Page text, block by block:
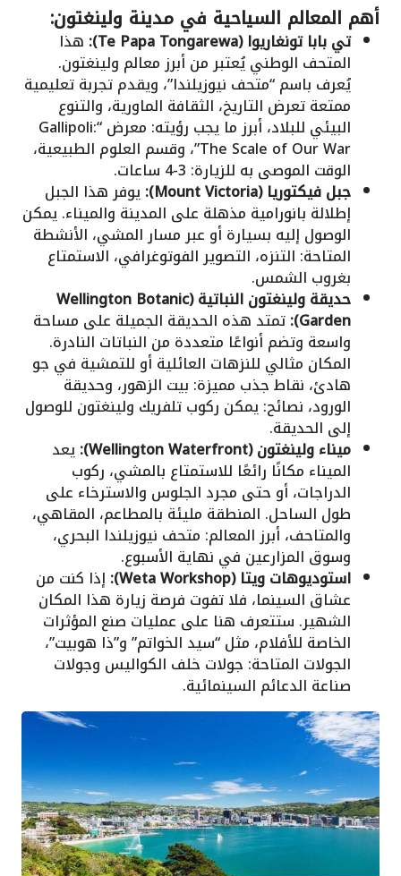
أهم المعالم السياحية في مدينة ولينغتون:
تي بابا تونغاريوا (Te Papa Tongarewa): هذا
المتحف الوطني يُعتبر من أبرز معالم ولينغتون.
يُعرف باسم “متحف نيوزيلندا”، ويقدم تجربة تعليمية
ممتعة تعرض التاريخ، الثقافة الماورية، والتنوع
البيئي للبلاد، أبرز ما يجب رؤيته: معرض “Gallipoli:
The Scale of Our War”، وقسم العلوم الطبيعية،
الوقت الموصى به للزيارة: 3-4 ساعات.
جبل فيكتوريا (Mount Victoria): يوفر هذا الجبل
إطلالة بانورامية مذهلة على المدينة والميناء. يمكن
الوصول إليه بسيارة أو عبر مسار المشي، الأنشطة
المتاحة: التنزه، التصوير الفوتوغرافي، الاستمتاع
بغروب الشمس.
حديقة ولينغتون النباتية (Wellington Botanic
Garden): تمتد هذه الحديقة الجميلة على مساحة
واسعة وتضم أنواعًا متعددة من النباتات النادرة.
المكان مثالي للنزهات العائلية أو للتمشية في جو
هادئ، نقاط جذب مميزة: بيت الزهور، وحديقة
الورود، نصائح: يمكن ركوب تلفريك ولينغتون للوصول
إلى الحديقة.
ميناء ولينغتون (Wellington Waterfront): يعد
الميناء مكانًا رائعًا للاستمتاع بالمشي، ركوب
الدراجات، أو حتى مجرد الجلوس والاسترخاء على
طول الساحل. المنطقة مليئة بالمطاعم، المقاهي،
والمتاحف، أبرز المعالم: متحف نيوزيلندا البحري،
وسوق المزارعين في نهاية الأسبوع.
استوديوهات ويتا (Weta Workshop): إذا كنت من
عشاق السينما، فلا تفوت فرصة زيارة هذا المكان
الشهير. ستتعرف هنا على عمليات صنع المؤثرات
الخاصة للأفلام، مثل “سيد الخواتم” و”ذا هوبيت”،
الجولات المتاحة: جولات خلف الكواليس وجولات
صناعة الدعائم السينمائية.